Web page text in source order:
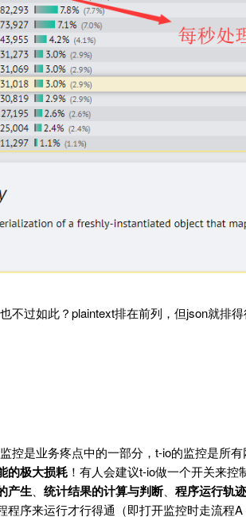
不过如此？plaintext排在前列，但json就排
控是业务疼点中的一部分，t-io的监控是所有
的极大损耗 ！有人会建议t-io做一个开关来
产生 统计结果的计算与判断、 程序运行轨
程序来运行才行得通（即打开监控时走流